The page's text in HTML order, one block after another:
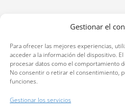
Gestionar el
Para ofrecer las mejores experiencias,
acceder a la información del dispositivo.
procesar datos como el comportamiento
No consentir o retirar el consentimiento,
funciones.
Gestionar los servicios